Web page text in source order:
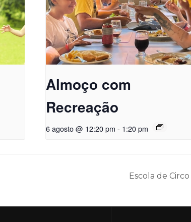
Almoço com
Recreação
6 agosto @ 12:20 pm - 1:20 pm
Escola de Circo